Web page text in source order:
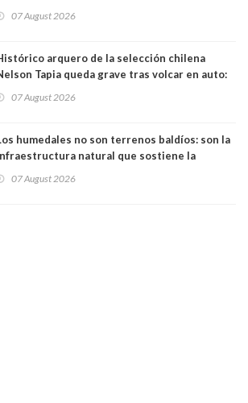
forma de quitar dignidad"
07 August 2026
arquero de la selección chilena
Tapia queda grave tras volcar en auto:
07 August 2026
humedales no son terrenos baldíos: son la
natural que sostiene la
07 August 2026